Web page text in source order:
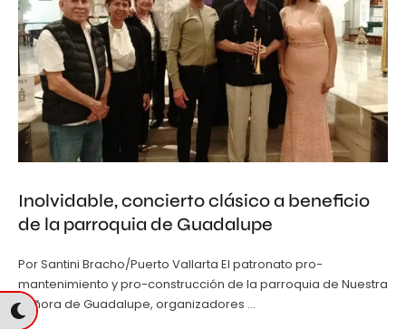
Inolvidable, concierto clásico a beneficio
de la parroquia de Guadalupe
Por Santini Bracho/Puerto Vallarta El patronato pro-
mantenimiento y pro-construcción de la parroquia de Nuestra
Señora de Guadalupe, organizadores …